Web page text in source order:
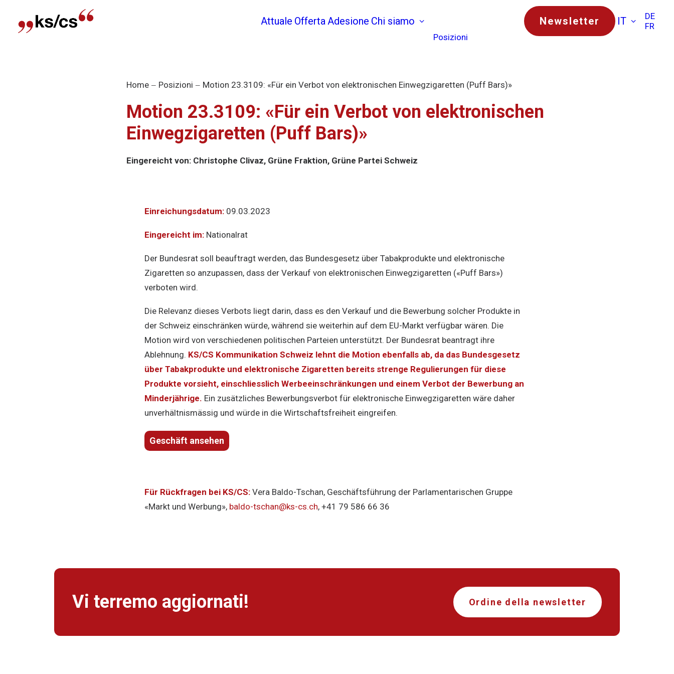
Attuale OffertaAdesione Chi siamo
Posizioni
Newsletter IT
DE
FR
Home Posizioni Motion 23.3109: «Für ein Verbot von elektronischen Einwegzigaretten (Puff Bars)»
Motion 23.3109: «Für ein Verbot von elektronischen
Einwegzigaretten (Puff Bars)»
Eingereicht von: Christophe Clivaz, Grüne Fraktion, Grüne Partei Schweiz
Einreichungsdatum: 09.03.2023
Eingereicht im: Nationalrat
Der Bundesrat soll beauftragt werden, das Bundesgesetz über Tabakprodukte und elektronische
Zigaretten so anzupassen, dass der Verkauf von elektronischen Einwegzigaretten («Puff Bars»)
verboten wird.
Die Relevanz dieses Verbots liegt darin, dass es den Verkauf und die Bewerbung solcher Produkte in
der Schweiz einschränken würde, während sie weiterhin auf dem EU-Markt verfügbar wären. Die
Motion wird von verschiedenen politischen Parteien unterstützt. Der Bundesrat beantragt ihre
Ablehnung. KS/CS Kommunikation Schweiz lehnt die Motion ebenfalls ab, da das Bundesgesetz
über Tabakprodukte und elektronische Zigaretten bereits strenge Regulierungen für diese
Produkte vorsieht, einschliesslich Werbeeinschränkungen und einem Verbot der Bewerbung an
Minderjährige. Ein zusätzliches Bewerbungsverbot für elektronische Einwegzigaretten wäre daher
unverhältnismässig und würde in die Wirtschaftsfreiheit eingreifen.
Geschäft ansehen
Für Rückfragen bei KS/CS: Vera Baldo-Tschan, Geschäftsführung der Parlamentarischen Gruppe
«Markt und Werbung», baldo-tschan@ks-cs.ch, +41 79 586 66 36
Vi terremo aggiornati! Ordine della newsletter